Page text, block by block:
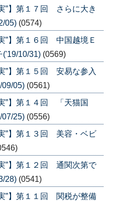
”】第１７回 さらに大き
05) (0574)
”】第１６回 中国越境Ｅ
('19/10/31) (0569)
”】第１５回 安易な参入
09/05) (0561)
”】第１４回 「天猫国
07/25) (0556)
”】第１３回 美容・ベビ
”】第１２回 通関次第で
28) (0541)
”】第１１回 関税が整備